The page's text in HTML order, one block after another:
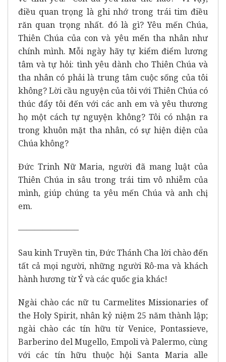
điều quan trọng là ghi nhớ trong trái tim điều
răn quan trọng nhất. đó là gì? Yêu mến Chúa,
Thiên Chúa của con và yêu mến tha nhân như
chính mình. Mỗi ngày hãy tự kiểm điểm lương
tâm và tự hỏi: tình yêu dành cho Thiên Chúa và
tha nhân có phải là trung tâm cuộc sống của tôi
không? Lời cầu nguyện của tôi với Thiên Chúa có
thúc đẩy tôi đến với các anh em và yêu thương
họ một cách tự nguyện không? Tôi có nhận ra
trong khuôn mặt tha nhân, có sự hiện diện của
Chúa không?
Đức Trinh Nữ Maria, người đã mang luật của
Thiên Chúa in sâu trong trái tim vô nhiễm của
mình, giúp chúng ta yêu mến Chúa và anh chị
em.
———————–
Sau kinh Truyền tin, Đức Thánh Cha lời chào đến
tất cả mọi người, những người Rô-ma và khách
hành hương từ Ý và các quốc gia khác!
Ngài chào các nữ tu Carmelites Missionaries of
the Holy Spirit, nhân kỷ niệm 25 năm thành lập;
ngài chào các tín hữu từ Venice, Pontassieve,
Barberino del Mugello, Empoli và Palermo, cùng
với các tín hữu thuộc hội Santa Maria alle